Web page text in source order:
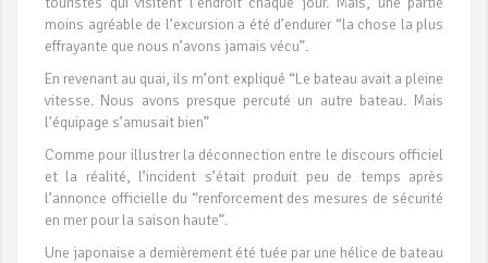
moins agréable de l’excursion a été d’endurer “la chose la plus
effrayante que nous n’avons jamais vécu”.
En revenant au quai, ils m’ont expliqué “Le bateau avait a pleine
vitesse. Nous avons presque percuté un autre bateau. Mais
l’équipage s’amusait bien”
Comme pour illustrer la déconnection entre le discours officiel
et la réalité, l’incident s’était produit peu de temps après
l’annonce officielle du “renforcement des mesures de sécurité
en mer pour la saison haute”.
Une japonaise a dernièrement été tuée par une hélice de bateau